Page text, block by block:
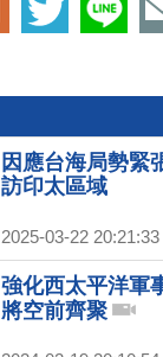
因應台海局勢緊
訪印太區域
2025-03-22 20:21:33
強化西太平洋軍
將空前齊聚